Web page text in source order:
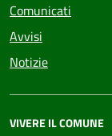
Comunicati
Avvisi
Notizie
VIVERE IL COMUNE